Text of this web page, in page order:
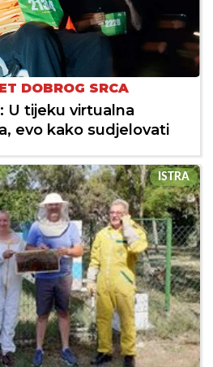
DOBROG SRCA
U tijeku virtualna
evo kako sudjelovati
ISTRA